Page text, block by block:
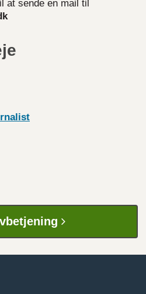
at sende en mail til